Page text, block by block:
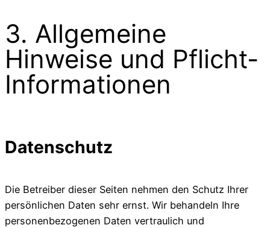
3. Allgemeine
Hinweise und Pflicht-
Informationen
Datenschutz
Die Betreiber dieser Seiten nehmen den Schutz Ihrer
persönlichen Daten sehr ernst. Wir behandeln Ihre
personenbezogenen Daten vertraulich und